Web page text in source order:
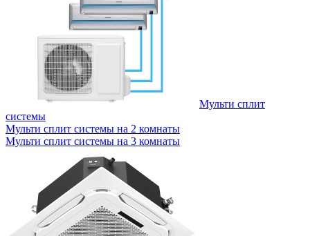
Мульти сплит
системы
Мульти сплит системы на 2 комнаты
Мульти сплит системы на 3 комнаты